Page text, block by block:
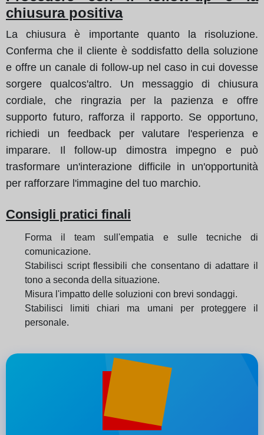
chiusura positiva
La chiusura è importante quanto la risoluzione.
Conferma che il cliente è soddisfatto della soluzione
e offre un canale di follow-up nel caso in cui dovesse
sorgere qualcos'altro. Un messaggio di chiusura
cordiale, che ringrazia per la pazienza e offre
supporto futuro, rafforza il rapporto. Se opportuno,
richiedi un feedback per valutare l'esperienza e
imparare. Il follow-up dimostra impegno e può
trasformare un'interazione difficile in un'opportunità
per rafforzare l'immagine del tuo marchio.
Consigli pratici finali
Forma il team sull'empatia e sulle tecniche di
comunicazione.
Stabilisci script flessibili che consentano di adattare il
tono a seconda della situazione.
Misura l'impatto delle soluzioni con brevi sondaggi.
Stabilisci limiti chiari ma umani per proteggere il
personale.